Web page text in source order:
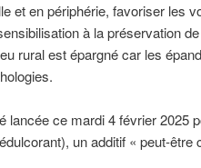
et en périphérie, favoriser les
à la préservation
rural est épargné car les
lancée ce mardi 4 février 2025
un additif « peut-